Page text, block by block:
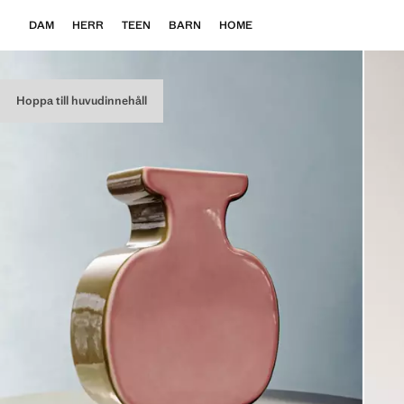
Hoppa till huvudinnehåll
DAM HERR TEEN BARN HOME